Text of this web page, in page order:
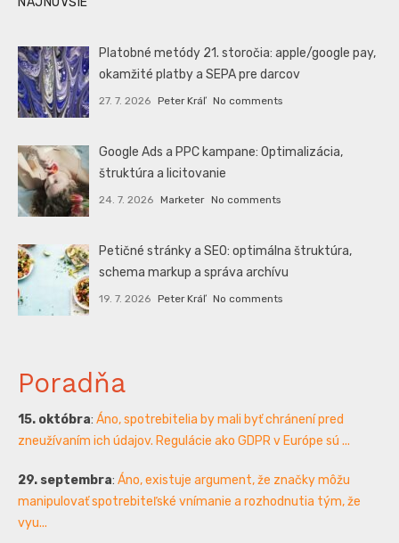
Platobné metódy 21. storočia: apple/google pay,
okamžité platby a SEPA pre darcov
27. 7. 2026 Peter Kráľ No comments
Google Ads a PPC kampane: Optimalizácia,
štruktúra a licitovanie
24. 7. 2026 Marketer No comments
Petičné stránky a SEO: optimálna štruktúra,
schema markup a správa archívu
19. 7. 2026 Peter Kráľ No comments
Poradňa
15. októbra: Áno, spotrebitelia by mali byť chránení pred
zneužívaním ich údajov. Regulácie ako GDPR v Európe sú ...
29. septembra: Áno, existuje argument, že značky môžu
manipulovať spotrebiteľské vnímanie a rozhodnutia tým, že
vyu...